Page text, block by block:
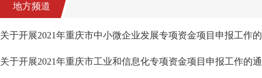
地方频道
关于开展2021年重庆市中小微企业发展专项资金项目申报工作
关于开展2021年重庆市工业和信息化专项资金项目申报工作的